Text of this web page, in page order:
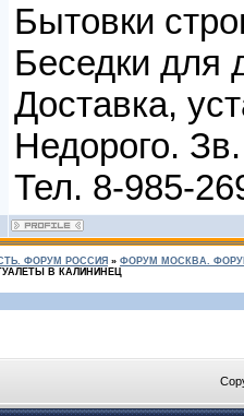
Бытовки
Беседки для
Доставка,
Недорого.
Тел. 8-985-
ФОРУМ РОССИЯ » ФОРУМ МОСКВА.
В КАЛИНИНЕЦ